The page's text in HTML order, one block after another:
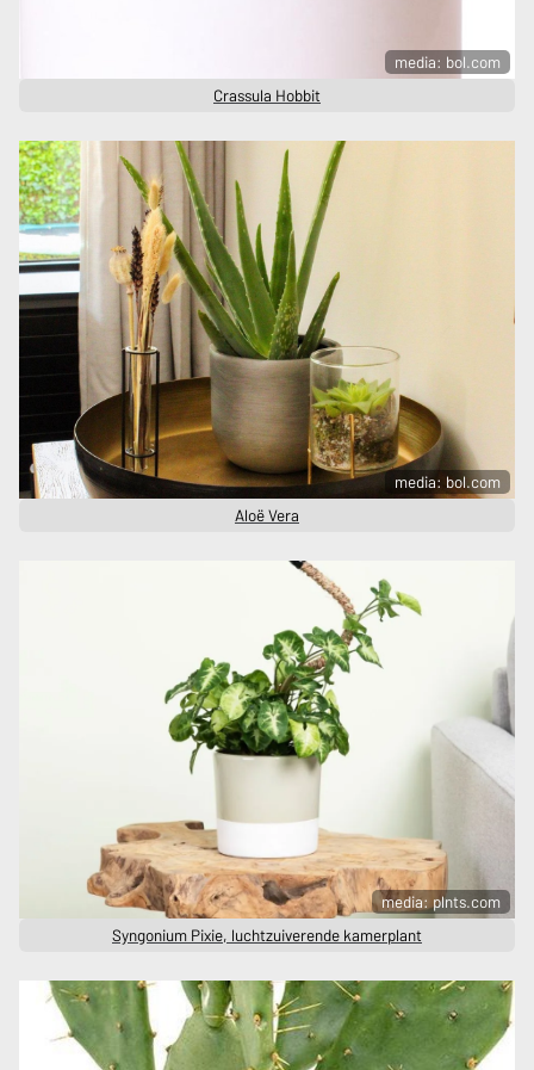
media: bol.com
Crassula Hobbit
media: bol.com
Aloë Vera
media: plnts.com
Syngonium Pixie, luchtzuiverende kamerplant